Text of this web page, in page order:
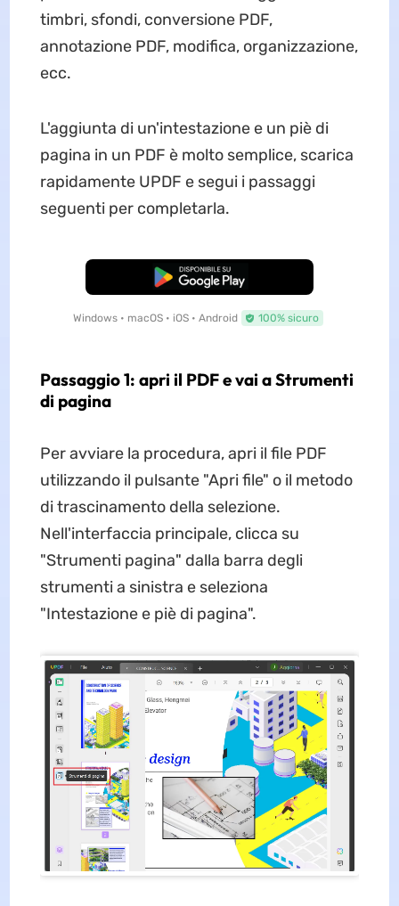
timbri, sfondi, conversione PDF,
annotazione PDF, modifica, organizzazione,
ecc.
L'aggiunta di un'intestazione e un piè di
pagina in un PDF è molto semplice, scarica
rapidamente UPDF e segui i passaggi
seguenti per completarla.
Download Gratis
Windows • macOS • iOS • Android 100% sicuro
Passaggio 1: apri il PDF e vai a Strumenti
di pagina
Per avviare la procedura, apri il file PDF
utilizzando il pulsante "Apri file" o il metodo
di trascinamento della selezione.
Nell'interfaccia principale, clicca su
"Strumenti pagina" dalla barra degli
strumenti a sinistra e seleziona
"Intestazione e piè di pagina".